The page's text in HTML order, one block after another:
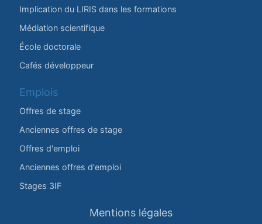
Implication du LIRIS dans les formations
Médiation scientifique
École doctorale
Cafés développeur
Emplois
Offres de stage
Anciennes offres de stage
Offres d'emploi
Anciennes offres d'emploi
Stages 3IF
Mentions légales